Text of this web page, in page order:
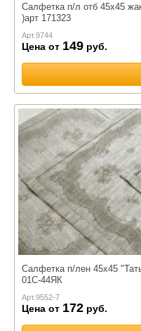
Салфетка п/л отб 45х45
)арт 171323
Арт.9744
Цена от 149 руб.
Салфетка п/лен 45х45
01С-44ЯК
Арт.9552-7
Цена от 172 руб.